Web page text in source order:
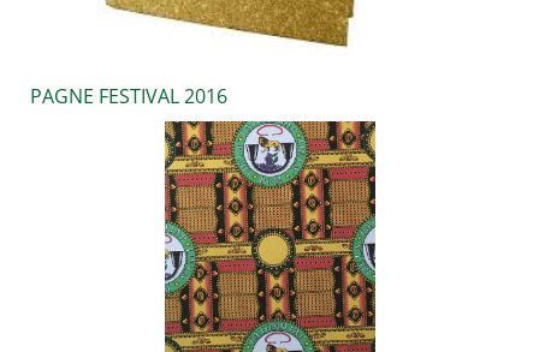
PAGNE FESTIVAL 2016